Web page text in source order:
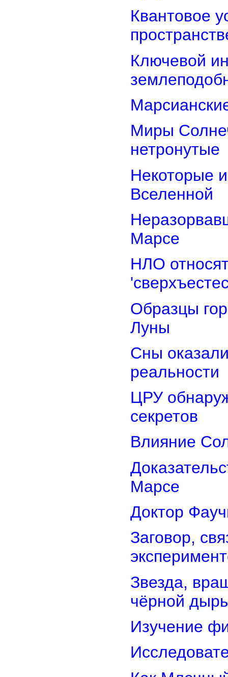
Квантовое
Ключевой
Миры
нетронутые
Некоторые
Вселенной
Марсе
НЛО
Образцы
Луны
Сны
реальности
ЦРУ
секретов
Влияние
Марсе
Доктор
Заговор,
Звезда,
чёрной
Изучение